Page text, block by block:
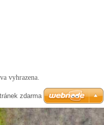
vyhrazena.
zdarma